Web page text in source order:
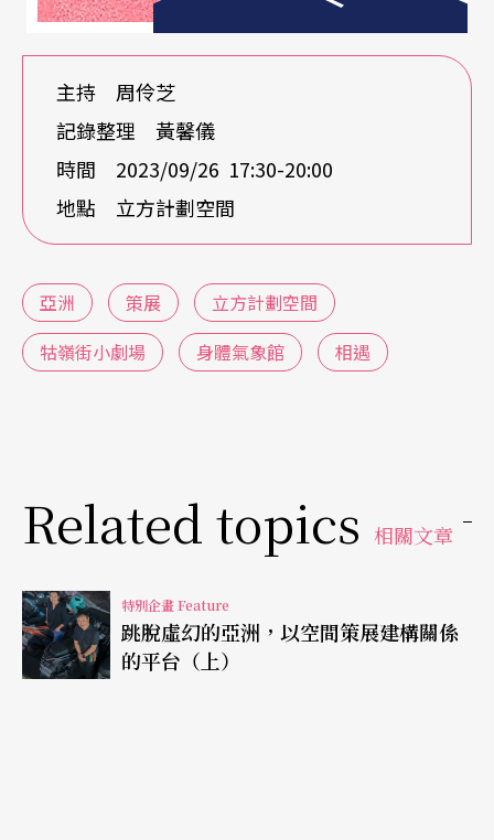
種能動性的觀點來切入討論亞洲。
這個做法跟立群在牯嶺街的策劃呼應。黃孫權
用「諸眾和社會運動」，你們用「民眾」或「他
者」。有關亞洲的製作、展覽或行為藝術，都在透
過不同方法思考歷史下的他者或民眾為何。牯嶺街
常處理到的是東北亞的行動，這在台灣比較少見。
例如：邀請的韓國或中國的表演者、身體創作者，
都是具有高度歷史省思但處於邊緣的狀態，想請你
聊一下這部分。
或實踐體系去面對現實。
前幾年策畫ARTWAVE時就明白，以現場的展演來
說，台灣要成就這個介面需要一定的資本厚度，要
做到最好的質感與底蘊一定要傾「國家之力」；要
成就一個完整而豐實的舞台場景，一定是多方資源
主持 周伶芝
記錄整理 黃馨儀
時間 2023/09/26 17:30-20:00
地點 立方計劃空間
亞洲 策展
立方計劃空間
牯嶺街小劇場
身體氣象館 相遇
Related topics 相關文章
特別企畫 Feature
跳脫虛幻的亞洲，以空間策展建構關係
的平台（上）